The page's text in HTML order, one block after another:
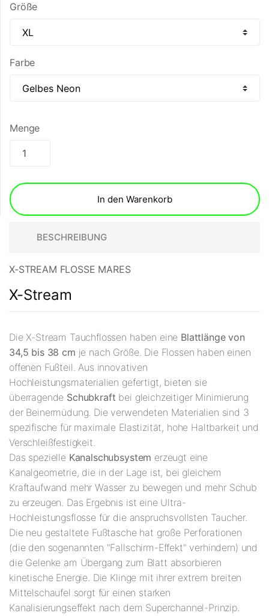
Größe
Farbe
Menge
In den Warenkorb
BESCHREIBUNG
X-STREAM FLOSSE MARES
X-Stream
Die X-Stream Tauchflossen haben eine Blattlänge von
34,5 bis 38 cm je nach Größe. Die Flossen haben einen
offenen Fußteil. Aus innovativen
Hochleistungsmaterialien gefertigt, bieten sie
überragende Schubkraft bei gleichzeitiger Minimierung
der Beinermüdung. Die verwendeten Materialien sind 3
spezifische für maximale Elastizität, hohe Haltbarkeit und
Verschleißfestigkeit.
Das spezielle Kanalschubsystem erzeugt eine
Kanalgeometrie, die in der Lage ist, bei gleichem
Kraftaufwand mehr Wasser zu bewegen und mehr Schub
zu erzeugen. Das Ergebnis ist eine Ultra-
Hochleistungsflosse für die anspruchsvollsten Taucher.
Die neu gestaltete Fußtasche hat große Perforationen
(die den sogenannten "Fallschirm-Effekt" verhindern) und
die Gelenke am Übergang zum Blatt absorbieren
kinetische Energie. Die Klinge mit ihrer extrem breiten
Mittelschaufel sorgt für einen starken
Kanalisierungseffekt nach dem Superchannel-Prinzip.